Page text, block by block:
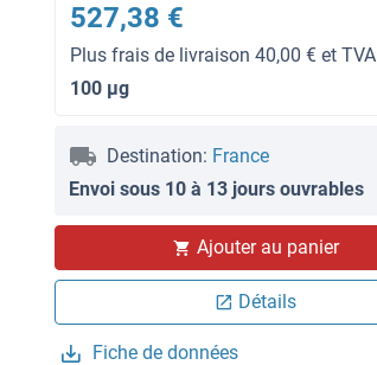
527,38 €
Plus frais de livraison 40,00 € et TVA
100 μg
Destination: France
Envoi sous 10 à 13 jours ouvrables
Ajouter au panier
Détails
Fiche de données